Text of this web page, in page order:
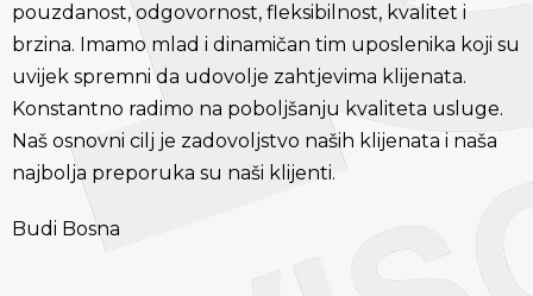
pouzdanost, odgovornost, fleksibilnost, kvalitet i
brzina. Imamo mlad i dinamičan tim uposlenika koji su
uvijek spremni da udovolje zahtjevima klijenata.
Konstantno radimo na poboljšanju kvaliteta usluge.
Naš osnovni cilj je zadovoljstvo naših klijenata i naša
najbolja preporuka su naši klijenti.
Budi Bosna